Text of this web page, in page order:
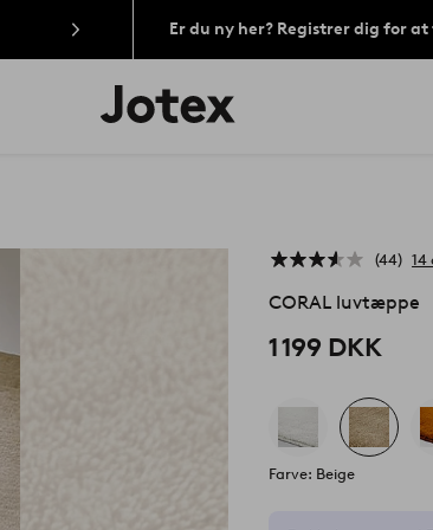
Er du ny her? Registrer dig for
Jotex
logo
44 14
CORAL luvtæppe
1 199 DKK
Farve: Beige